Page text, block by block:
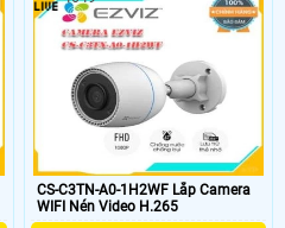
CS-C3TN-A0-1H2WF Lắp Camera
WIFI Nén Video H.265